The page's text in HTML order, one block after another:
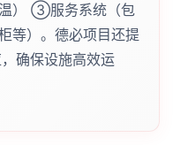
温） ③服务系统（包
等）。德必项目还提
确保设施高效运